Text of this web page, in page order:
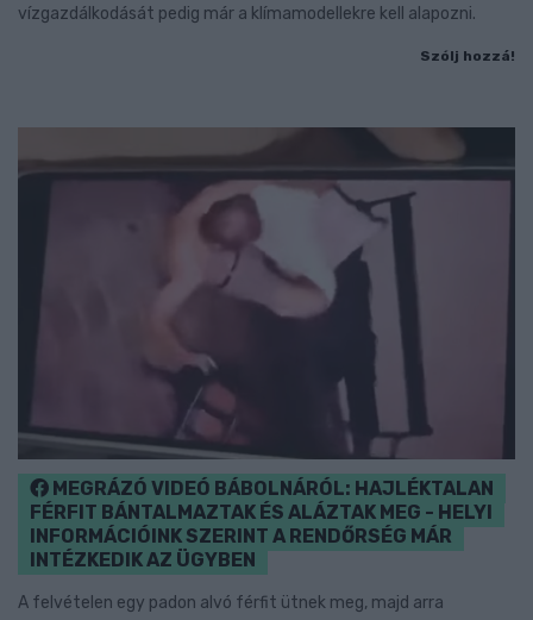
vízgazdálkodását pedig már a klímamodellekre kell alapozni.
Szólj hozzá!
MEGRÁZÓ VIDEÓ BÁBOLNÁRÓL: HAJLÉKTALAN
FÉRFIT BÁNTALMAZTAK ÉS ALÁZTAK MEG - HELYI
INFORMÁCIÓINK SZERINT A RENDŐRSÉG MÁR
INTÉZKEDIK AZ ÜGYBEN
A felvételen egy padon alvó férfit ütnek meg, majd arra